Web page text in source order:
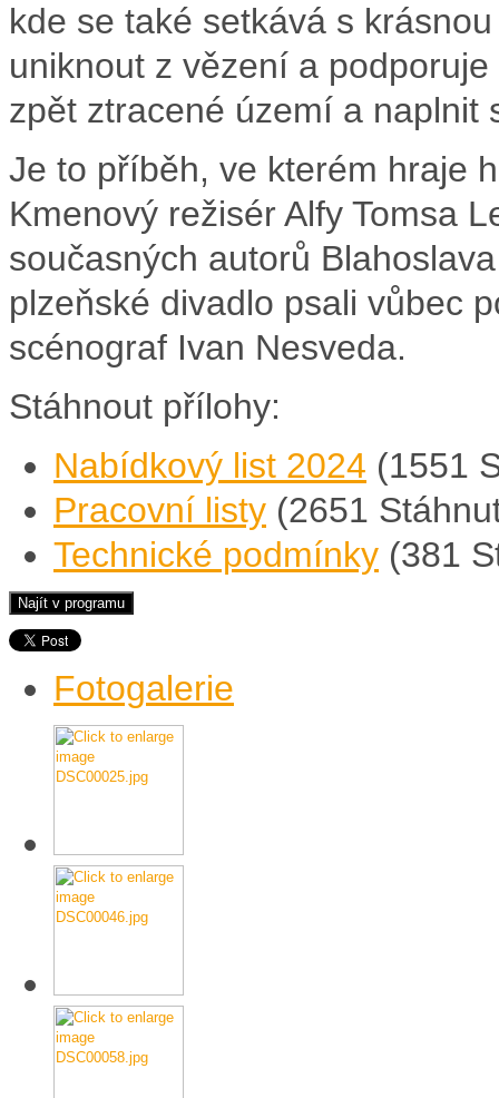
kde se také setkává s
uniknout z vězení a
zpět ztracené území a naplnit
Je to příběh, ve kterém hraje
Kmenový režisér Alfy Tomsa
současných autorů
plzeňské divadlo psali vůbec
scénograf Ivan Nesveda.
Stáhnout přílohy:
Nabídkový list 2024 (1551
Pracovní listy (2651
Technické podmínky (381
Fotogalerie